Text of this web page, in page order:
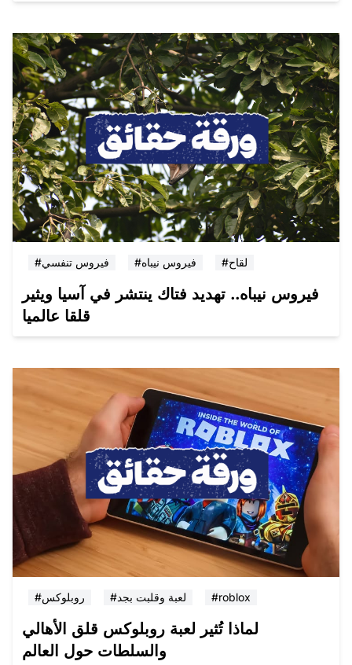
#فيروس تنفسي #فيروس نيباه #لقاح
فيروس نيباه.. تهديد فتاك ينتشر في آسيا ويثير
قلقا عالميا
#روبلوكس #لعبة وقلبت بجد #roblox
لماذا تُثير لعبة روبلوكس قلق الأهالي
والسلطات حول العالم